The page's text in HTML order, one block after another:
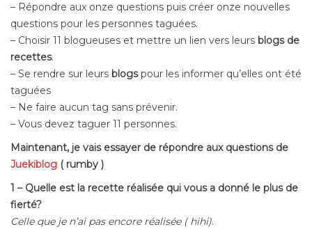
– Répondre aux onze questions puis créer onze nouvelles
questions pour les personnes taguées.
– Choisir 11 blogueuses et mettre un lien vers leurs blogs de
recettes.
– Se rendre sur leurs blogspour les informer qu’elles ont été
taguées
– Ne faire aucun tag sans prévenir.
– Vous devez taguer 11 personnes.
Maintenant, je vais essayer de répondre aux questions de
Juekiblog ( rumby )
1 – Quelle est la recette réalisée qui vous a donné le plus de
fierté?
Celle que je n’ai pas encore réalisée ( hihi).